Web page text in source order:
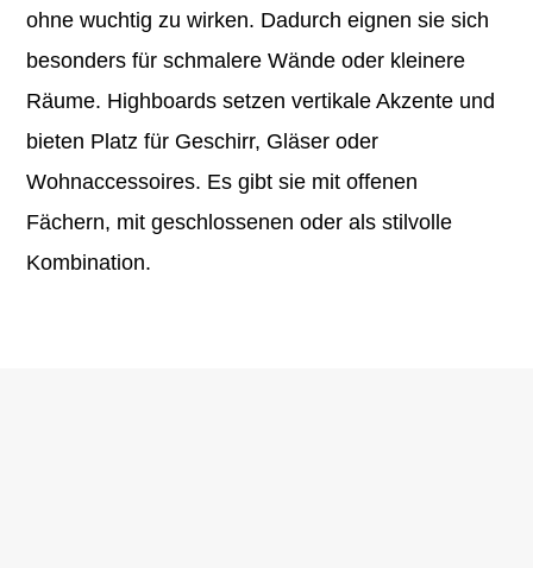
ohne wuchtig zu wirken. Dadurch eignen sie sich
besonders für schmalere Wände oder kleinere
Räume. Highboards setzen vertikale Akzente und
bieten Platz für Geschirr, Gläser oder
Wohnaccessoires. Es gibt sie mit offenen
Fächern, mit geschlossenen oder als stilvolle
Kombination.